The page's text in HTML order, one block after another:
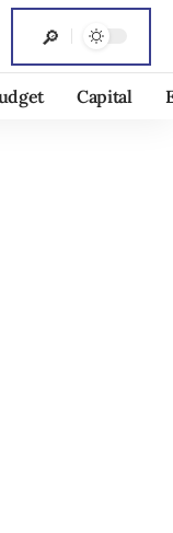
Capital